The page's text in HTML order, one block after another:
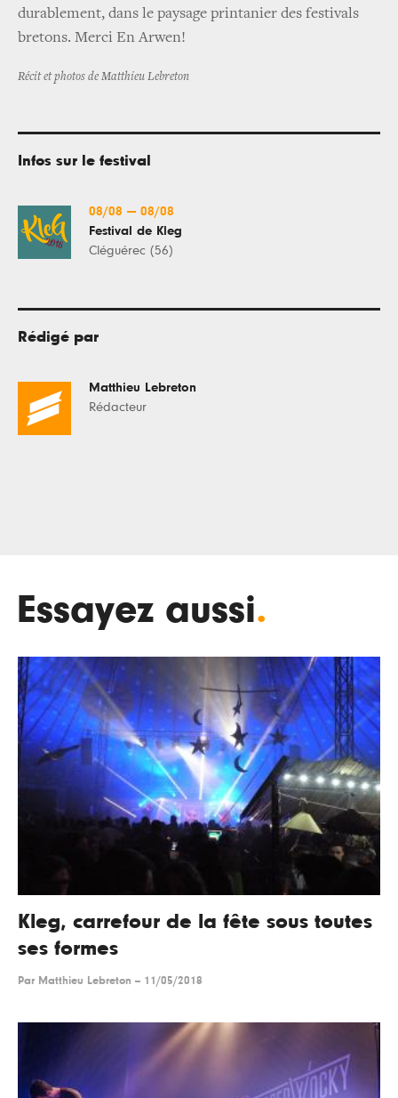
durablement, dans le paysage printanier des festivals
bretons. Merci En Arwen!
Récit et photos de Matthieu Lebreton
Infos sur le festival
08/08 — 08/08
Festival de Kleg
Cléguérec (56)
Rédigé par
Matthieu Lebreton
Rédacteur
Essayez aussi.
Kleg, carrefour de la fête sous toutes
ses formes
Par Matthieu Lebreton -- 11/05/2018